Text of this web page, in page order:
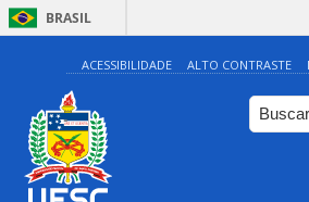
BRASIL
ACESSIBILIDADE ALTO CONTRASTE